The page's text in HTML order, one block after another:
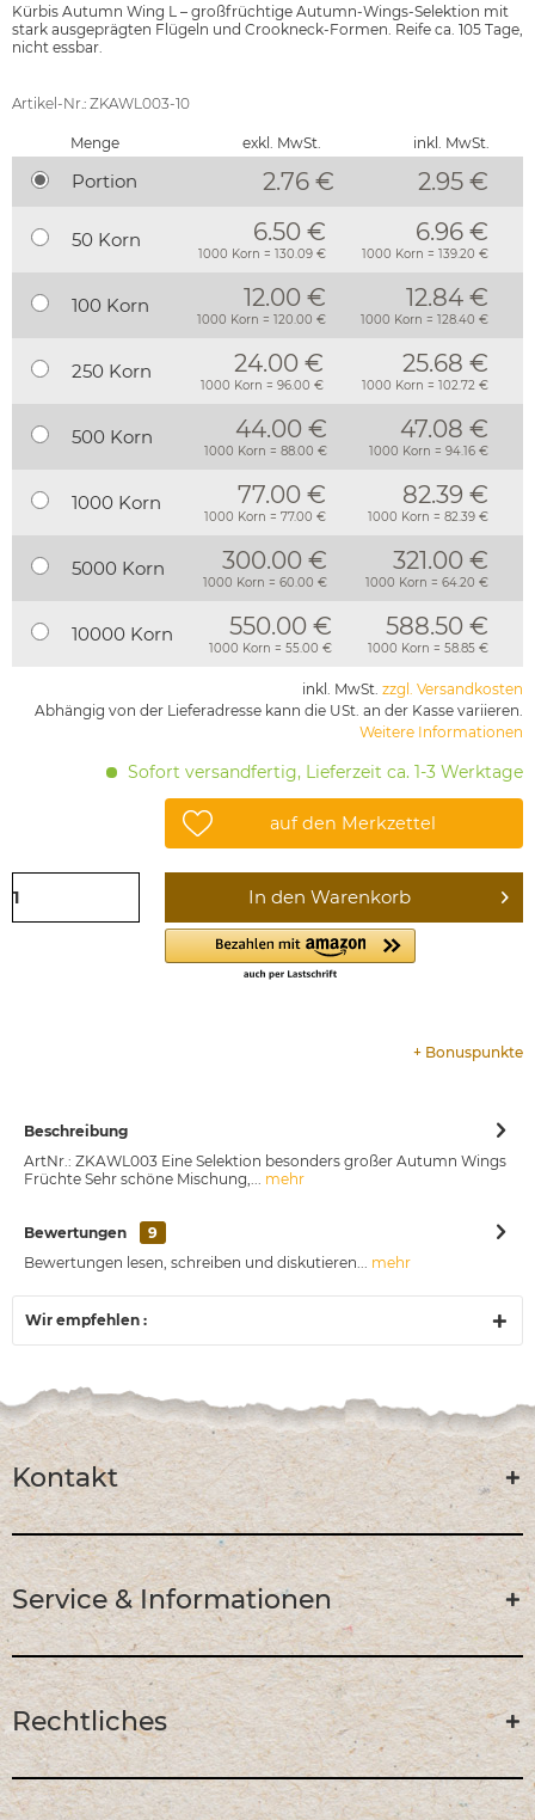
Kürbis Autumn Wing L – großfrüchtige Autumn-Wings-Selektion mit
stark ausgeprägten Flügeln und Crookneck-Formen. Reife ca. 105 Tage,
nicht essbar.
Artikel-Nr.: ZKAWL003-10
Menge exkl. MwSt. inkl. MwSt.
Portion 2.76 € 2.95 €
50 Korn 6.50 €
1000 Korn = 130.09 €
6.96 €
1000 Korn = 139.20 €
100 Korn 12.00 €
1000 Korn = 120.00 €
12.84 €
1000 Korn = 128.40 €
250 Korn 24.00 €
1000 Korn = 96.00 €
25.68 €
1000 Korn = 102.72 €
500 Korn 44.00 €
1000 Korn = 88.00 €
47.08 €
1000 Korn = 94.16 €
1000 Korn 77.00 €
1000 Korn = 77.00 €
82.39 €
1000 Korn = 82.39 €
5000 Korn 300.00 €
1000 Korn = 60.00 €
321.00 €
1000 Korn = 64.20 €
10000 Korn 550.00 €
1000 Korn = 55.00 €
588.50 €
1000 Korn = 58.85 €
inkl. MwSt. zzgl. Versandkosten
Abhängig von der Lieferadresse kann die USt. an der Kasse variieren.
Weitere Informationen
Sofort versandfertig, Lieferzeit ca. 1-3 Werktage
auf den Merkzettel
In den Warenkorb
+ Bonuspunkte
Beschreibung
ArtNr.: ZKAWL003 Eine Selektion besonders großer Autumn Wings
Früchte Sehr schöne Mischung,...
mehr
Bewertungen
9
Bewertungen lesen, schreiben und diskutieren...
mehr
Wir empfehlen :
Kontakt
Service & Informationen
Rechtliches